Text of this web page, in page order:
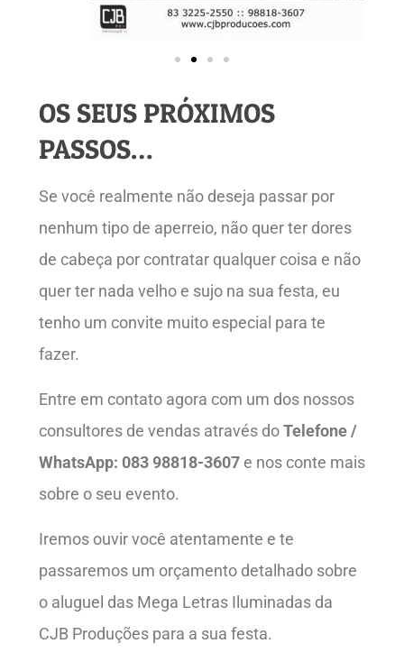
OS SEUS PRÓXIMOS
PASSOS…
Se você realmente não deseja passar por
nenhum tipo de aperreio, não quer ter dores
de cabeça por contratar qualquer coisa e não
quer ter nada velho e sujo na sua festa, eu
tenho um convite muito especial para te
fazer.
Entre em contato agora com um dos nossos
consultores de vendas através doTelefone /
WhatsApp: 083 98818-3607 e nos conte mais
sobre o seu evento.
Iremos ouvir você atentamente e te
passaremos um orçamento detalhado sobre
o aluguel das Mega Letras Iluminadas da
CJB Produções para a sua festa.